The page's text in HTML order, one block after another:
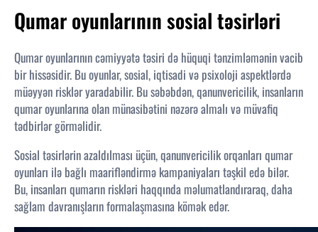
Qumar oyunlarının sosial təsirləri
Qumar oyunlarının cəmiyyətə təsiri də hüquqi tənzimləmənin vacib
bir hissəsidir. Bu oyunlar, sosial, iqtisadi və psixoloji aspektlərdə
müəyyən risklər yaradabilir. Bu səbəbdən, qanunvericilik, insanların
qumar oyunlarına olan münasibətini nəzərə almalı və müvafiq
tədbirlər görməlidir.
Sosial təsirlərin azaldılması üçün, qanunvericilik orqanları qumar
oyunları ilə bağlı maarifləndirmə kampaniyaları təşkil edə bilər.
Bu, insanları qumarın riskləri haqqında məlumatlandıraraq, daha
sağlam davranışların formalaşmasına kömək edər.